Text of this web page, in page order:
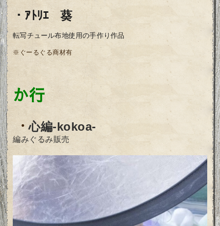
・ｱﾄﾘｴ 葵
転写チュール布地使用の手作り作品
※ぐーるぐる商材有
か行
・心編-kokoa-
編みぐるみ販売